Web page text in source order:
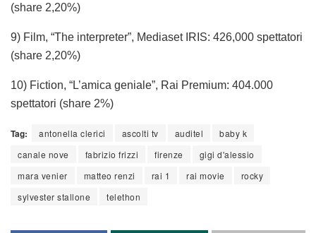
(share 2,20%)
9) Film, “The interpreter”, Mediaset IRIS: 426,000 spettatori
(share 2,20%)
10) Fiction, “L’amica geniale”, Rai Premium: 404.000
spettatori (share 2%)
Tag: antonella clerici ascolti tv auditel
baby k
canale nove
fabrizio frizzi firenze
gigi d'alessio
mara venier
matteo renzi rai 1 rai movie
rocky
sylvester stallone
telethon